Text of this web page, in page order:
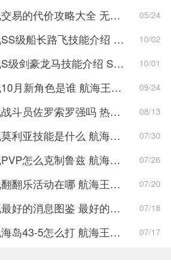
航海王热血航线交易的代价攻略大全 无尽探索交易的代价通关详细流程 05/24
航海王热血航线SS级船长路飞技能介绍 船长路飞技能效果如何 10/02
航海王热血航线S级剑豪龙马技能介绍 S级龙马技能强度评测 10/01
航海王热血航线10月新角色是谁 航海王热血航线10月新SSR角色介绍 09/24
航海王热血航线战斗员佐罗索罗强吗 热血航线战斗员佐罗索罗强度一览 08/13
航海王热血航线莫利亚技能是什么 航海王热血航线莫利亚技能介绍 07/30
航海王热血航线PVP怎么克制鲁兹 航海王热血航线鲁兹克制PVP打法攻略 07/26
航海王热血航线翻翻乐活动在哪 航海王热血航线翻翻乐活动介绍 07/20
航海王热血航线最好的消息图鉴 最好的消息回忆点位置 07/18
航海王热血航线海岛43-5怎么打 航海王热血航线海岛43-5打法攻略 07/17